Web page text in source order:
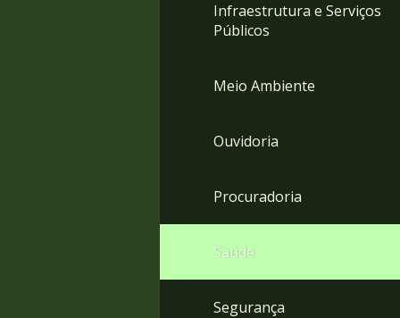
Infraestrutura e Serviços
Públicos
Meio Ambiente
Ouvidoria
Procuradoria
Saúde
Segurança